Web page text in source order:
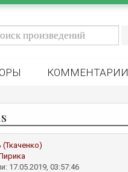
КОММЕНТАРИИ
17.05.2019, 03:57:46